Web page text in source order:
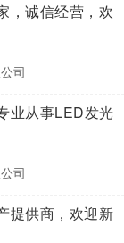
，诚信经营，欢
司
业从事LED发光
司
提供商，欢迎新